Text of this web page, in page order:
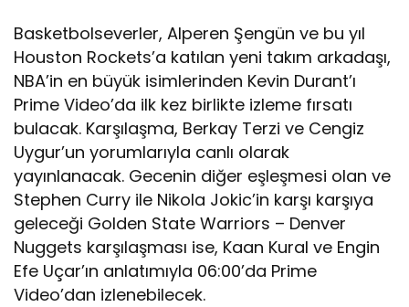
Basketbolseverler, Alperen Şengün ve bu yıl
Houston Rockets’a katılan yeni takım arkadaşı,
NBA’in en büyük isimlerinden Kevin Durant’ı
Prime Video’da ilk kez birlikte izleme fırsatı
bulacak. Karşılaşma, Berkay Terzi ve Cengiz
Uygur’un yorumlarıyla canlı olarak
yayınlanacak. Gecenin diğer eşleşmesi olan ve
Stephen Curry ile Nikola Jokic’in karşı karşıya
geleceği Golden State Warriors – Denver
Nuggets karşılaşması ise, Kaan Kural ve Engin
Efe Uçar’ın anlatımıyla 06:00’da Prime
Video’dan izlenebilecek.